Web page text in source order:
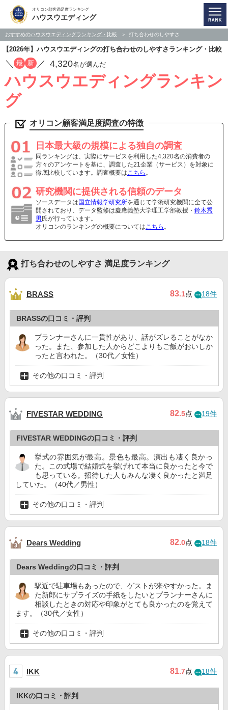
オリコン顧客満足度ランキング
ハウスウエディング
おすすめのハウスウエディングランキング・比較 打ち合わせのしやすさ
【2026年】ハウスウエディングの打ち合わせのしやすさランキング・比較
／ 最 新 ／ 4,320名が選んだ
ハウスウエディングランキン
グ
オリコン顧客満足度調査の特徴
日本最大級の規模による独自の調査
同ランキングは、実際にサービスを利用した4,320名の消費者の
方々のアンケートを基に、調査した21企業（サービス）を対象に
徹底比較しています。調査概要はこちら 。
研究機関に提供される信頼のデータ
ソースデータは 国立情報学研究所を通じて学術研究機関に全て公
開されており、データ監修は慶應義塾大学理工学部教授・ 鈴木秀
男 氏が行っています。
オリコンのランキングの概要についてはこちら 。
打ち合わせのしやすさ 満足度ランキング
BRASS 83.1点 18件
BRASSの口コミ・評判
プランナーさんに一貫性があり、話がズレることがなか
った。また、参加した人からどこよりもご飯がおいしか
ったと言われた。（30代／女性）
その他の口コミ・評判
FIVESTAR WEDDING 82.5点 19件
FIVESTAR WEDDINGの口コミ・評判
挙式の雰囲気が最高。景色も最高。演出も凄く良かっ
た。この式場で結婚式を挙げれて本当に良かったと今で
も思っている。招待した人もみんな凄く良かったと満足
していた。（40代／男性）
その他の口コミ・評判
Dears Wedding 82.0点 18件
Dears Weddingの口コミ・評判
駅近で駐車場もあったので、ゲストが来やすかった。ま
た新郎にサプライズの手紙をしたいとプランナーさんに
相談したときの対応や印象がとても良かったのを覚えて
ます。（30代／女性）
その他の口コミ・評判
IKK 81.7点 18件
IKKの口コミ・評判